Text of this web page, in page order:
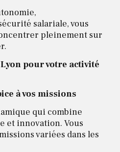
salariale, vous
pleinement sur
pour votre activité
à vos missions
qui combine
et innovation. Vous
variées dans les